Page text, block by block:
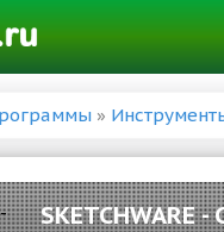
»
SKETCHWARE